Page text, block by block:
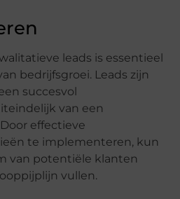
leads is essentieel
bedrijfsgroei. Leads zijn
succesvol
van een
effectieve
te implementeren, kun
van potentiële klanten
vullen.